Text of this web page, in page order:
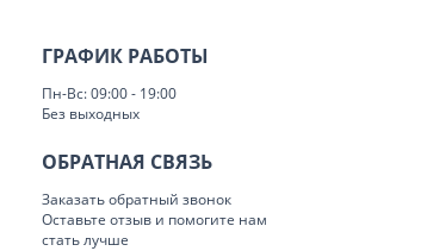
ГРАФИК РАБОТЫ
Пн-Вс: 09:00 - 19:00
Без выходных
ОБРАТНАЯ СВЯЗЬ
Заказать обратный звонок
Оставьте отзыв и помогите нам
стать лучше